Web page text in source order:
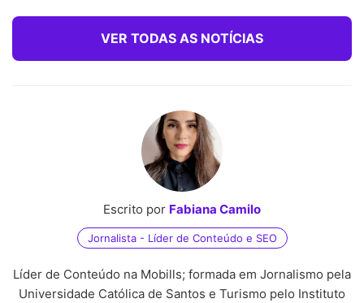
VER TODAS AS NOTÍCIAS
Escrito por Fabiana Camilo
Jornalista - Líder de Conteúdo e SEO
Líder de Conteúdo na Mobills; formada em Jornalismo pela
Universidade Católica de Santos e Turismo pelo Instituto